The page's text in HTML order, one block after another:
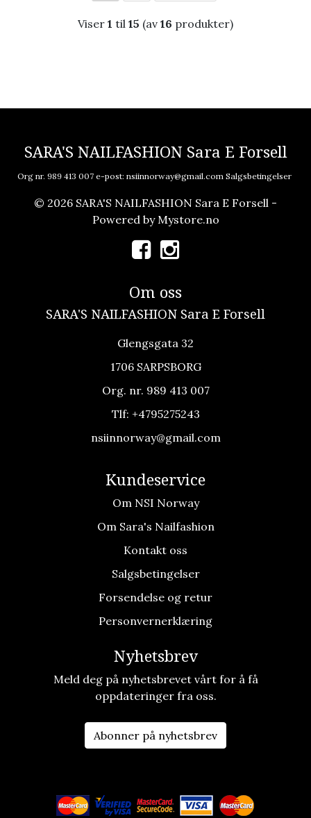
Viser 1 til 15 (av 16 produkter)
SARA'S NAILFASHION Sara E Forsell
Org nr. 989 413 007 e-post: nsiinnorway@gmail.com Salgsbetingelser
© 2026 SARA'S NAILFASHION Sara E Forsell -
Powered by Mystore.no
Om oss
SARA'S NAILFASHION Sara E Forsell
Glengsgata 32
1706 SARPSBORG
Org. nr. 989 413 007
Tlf: +4795275243
nsiinnorway@gmail.com
Kundeservice
Om NSI Norway
Om Sara's Nailfashion
Kontakt oss
Salgsbetingelser
Forsendelse og retur
Personvernerklæring
Nyhetsbrev
Meld deg på nyhetsbrevet vårt for å få
oppdateringer fra oss.
Abonner på nyhetsbrev